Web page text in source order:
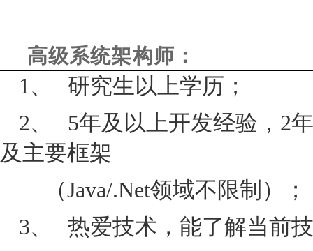
高级系统架构师：
1、
研究生以上学历；
2、
5年及以上开发经验， 2
及主要框架
（Java/.Net领域不限制）；
3、
热爱技术，能了解当前